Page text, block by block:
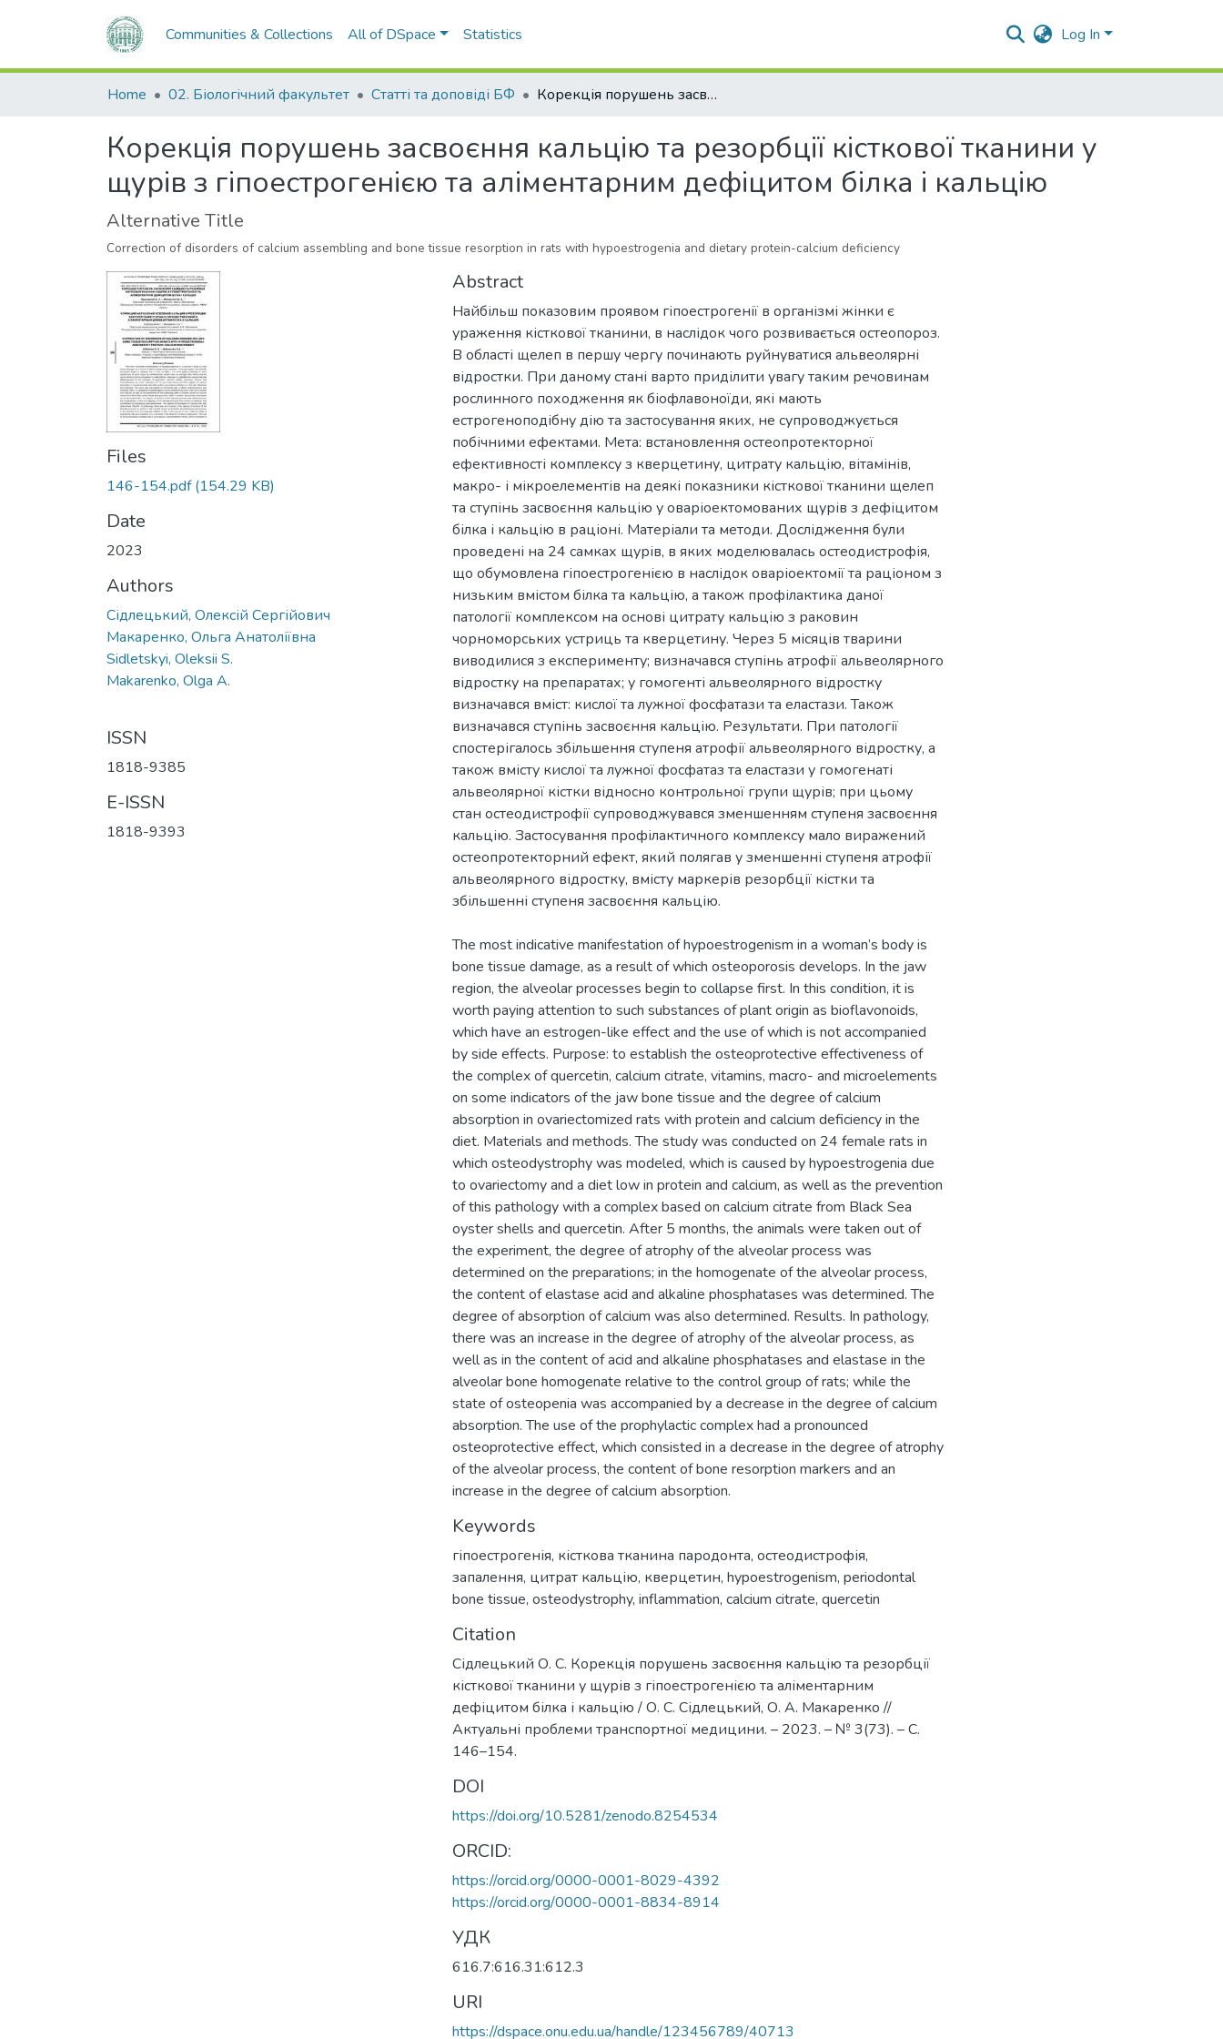
Communities & Collections All of DSpace Statistics Log In
Home 02. Біологічний факультет Статті та доповіді БФ Корекція порушень засвоєння кальцію та резорбції кісткової тканини у щурів з гіпоестрогенією та аліментарним дефіцитом білка і кальцію
Корекція порушень засвоєння кальцію та резорбції кісткової тканини у
щурів з гіпоестрогенією та аліментарним дефіцитом білка і кальцію
Alternative Title
Correction of disorders of calcium assembling and bone tissue resorption in rats with hypoestrogenia and dietary protein-calcium deficiency
Files
146-154.pdf(154.29 KB)
Date
2023
Authors
Сідлецький, Олексій Сергійович
Макаренко, Ольга Анатоліївна
Sidletskyi, Oleksii S.
Makarenko, Olga A.
ISSN
1818-9385
E-ISSN
1818-9393
Abstract
Найбільш показовим проявом гіпоестрогенії в організмі жінки є
ураження кісткової тканини, в наслідок чого розвивається остеопороз.
В області щелеп в першу чергу починають руйнуватися альвеолярні
відростки. При даному стані варто приділити увагу таким речовинам
рослинного походження як біофлавоноїди, які мають
естрогеноподібну дію та застосування яких, не супроводжується
побічними ефектами. Мета: встановлення остеопротекторної
ефективності комплексу з кверцетину, цитрату кальцію, вітамінів,
макро- і мікроелементів на деякі показники кісткової тканини щелеп
та ступінь засвоєння кальцію у оваріоектомованих щурів з дефіцитом
білка і кальцію в раціоні. Матеріали та методи. Дослідження були
проведені на 24 самках щурів, в яких моделювалась остеодистрофія,
що обумовлена гіпоестрогенією в наслідок оваріоектомії та раціоном з
низьким вмістом білка та кальцію, а також профілактика даної
патології комплексом на основі цитрату кальцію з раковин
чорноморських устриць та кверцетину. Через 5 місяців тварини
виводилися з експерименту; визначався ступінь атрофії альвеолярного
відростку на препаратах; у гомогенті альвеолярного відростку
визначався вміст: кислої та лужної фосфатази та еластази. Також
визначався ступінь засвоєння кальцію. Результати. При патології
спостерігалось збільшення ступеня атрофії альвеолярного відростку, а
також вмісту кислої та лужної фосфатаз та еластази у гомогенаті
альвеолярної кістки відносно контрольної групи щурів; при цьому
стан остеодистрофії супроводжувався зменшенням ступеня засвоєння
кальцію. Застосування профілактичного комплексу мало виражений
остеопротекторний ефект, який полягав у зменшенні ступеня атрофії
альвеолярного відростку, вмісту маркерів резорбції кістки та
The most indicative manifestation of hypoestrogenism in a woman’s body is
bone tissue damage, as a result of which osteoporosis develops. In the jaw
region, the alveolar processes begin to collapse first. In this condition, it is
worth paying attention to such substances of plant origin as bioflavonoids,
which have an estrogen-like effect and the use of which is not accompanied
by side effects. Purpose: to establish the osteoprotective effectiveness of
the complex of quercetin, calcium citrate, vitamins, macro- and microelements
on some indicators of the jaw bone tissue and the degree of calcium
absorption in ovariectomized rats with protein and calcium deficiency in the
diet. Materials and methods. The study was conducted on 24 female rats in
which osteodystrophy was modeled, which is caused by hypoestrogenia due
to ovariectomy and a diet low in protein and calcium, as well as the prevention
of this pathology with a complex based on calcium citrate from Black Sea
oyster shells and quercetin. After 5 months, the animals were taken out of
the experiment, the degree of atrophy of the alveolar process was
determined on the preparations; in the homogenate of the alveolar process,
the content of elastase acid and alkaline phosphatases was determined. The
degree of absorption of calcium was also determined. Results. In pathology,
there was an increase in the degree of atrophy of the alveolar process, as
well as in the content of acid and alkaline phosphatases and elastase in the
alveolar bone homogenate relative to the control group of rats; while the
state of osteopenia was accompanied by a decrease in the degree of calcium
absorption. The use of the prophylactic complex had a pronounced
osteoprotective effect, which consisted in a decrease in the degree of atrophy
of the alveolar process, the content of bone resorption markers and an
increase in the degree of calcium absorption.
Keywords
гіпоестрогенія, кісткова тканина пародонта, остеодистрофія,
запалення, цитрат кальцію, кверцетин, hypoestrogenism, periodontal
bone tissue, osteodystrophy, inflammation, calcium citrate, quercetin
Citation
Сідлецький О. С. Корекція порушень засвоєння кальцію та резорбції
кісткової тканини у щурів з гіпоестрогенією та аліментарним
дефіцитом білка і кальцію / О. С. Сідлецький, О. А. Макаренко //
Актуальні проблеми транспортної медицини. – 2023. – № 3(73). – С.
146–154.
DOI
https://doi.org/10.5281/zenodo.8254534
ORCID:
https://orcid.org/0000-0001-8029-4392
https://orcid.org/0000-0001-8834-8914
УДК
616.7:616.31:612.3
URI
https://dspace.onu.edu.ua/handle/123456789/40713